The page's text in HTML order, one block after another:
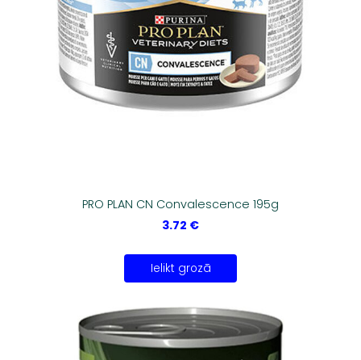
PRO PLAN CN Convalescence 195g
3.72 €
Ielikt grozā